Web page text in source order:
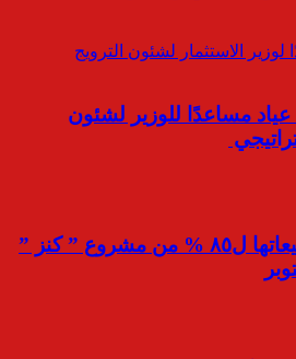
عياد مساعدًا للوزير لشئون
فرست جروب ترفع مبيعاتها ل٨٥ % من مشروع ” كنز ”